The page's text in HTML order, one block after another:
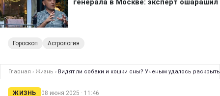
Гороскоп Астрология
Главная › Жизнь › Видят ли собаки и кошки сны? Ученым удалось
ЖИЗНЬ 08 июня 2025 · 11:46